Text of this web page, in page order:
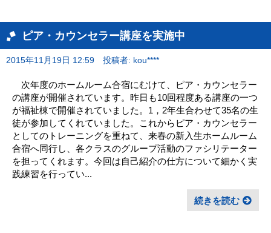
ピア・カウンセラー講座を実施中
2015年11月19日 12:59 投稿者: kou****
次年度のホームルーム合宿にむけて、ピア・カウンセラー
の講座が開催されています。昨日も10回程度ある講座の一つ
が福祉棟で開催されていました。1，2年生合わせて35名の生
徒が参加してくれていました。これからピア・カウンセラー
としてのトレーニングを重ねて、来春の新入生ホームルーム
合宿へ同行し、各クラスのグループ活動のファシリテーター
を担ってくれます。今回は自己紹介の仕方について細かく実
践練習を行ってい...
続きを読む